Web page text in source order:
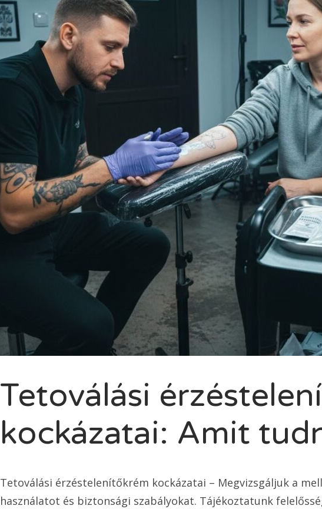
Tetoválási
kockázatai: Amit
Tetoválási érzéstelenítőkrém kockázatai – Megvizsgáljuk a
használatot és biztonsági szabályokat. Tájékoztatunk